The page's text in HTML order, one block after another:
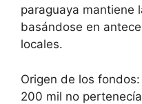
paraguaya mantiene
basándose en
locales.
Origen de los
200 mil no